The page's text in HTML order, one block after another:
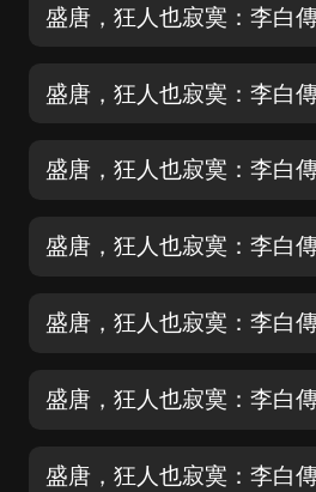
盛唐，狂人也寂寞：李白
盛唐，狂人也寂寞：李白